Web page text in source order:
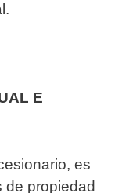
E
es
de propiedad